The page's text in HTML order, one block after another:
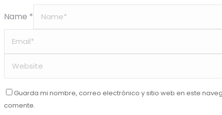
Name *
Guarda mi nombre, correo electrónico y sitio web en este
comente.